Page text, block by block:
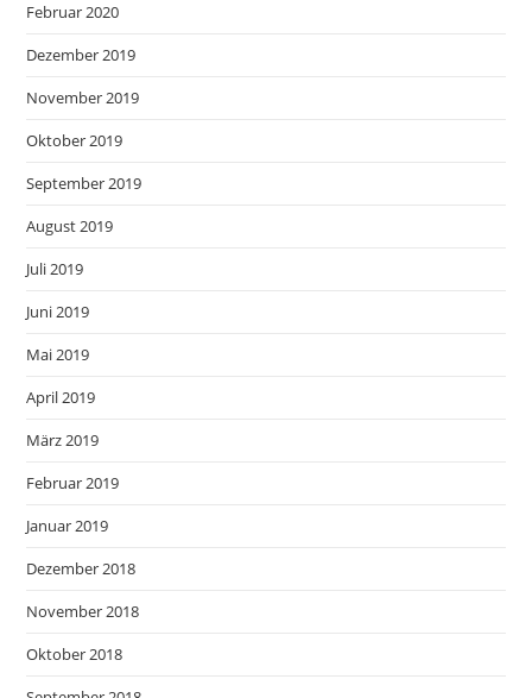
Februar 2020
Dezember 2019
November 2019
Oktober 2019
September 2019
August 2019
Juli 2019
Juni 2019
Mai 2019
April 2019
März 2019
Februar 2019
Januar 2019
Dezember 2018
November 2018
Oktober 2018